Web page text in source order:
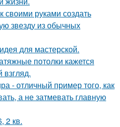
руками создать
звезду из обычных
для мастерской.
потолки кажется
- отличный пример того, как
а не затмевать главную
2 кв.